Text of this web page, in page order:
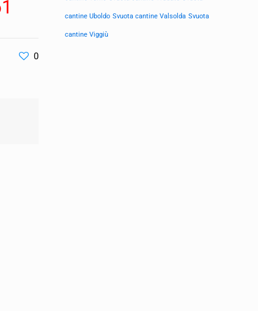
0
cantine Uboldo Svuota cantine Valsolda Svuota
cantine Viggiù